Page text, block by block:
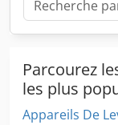
Parcourez
les plus
Appareils De